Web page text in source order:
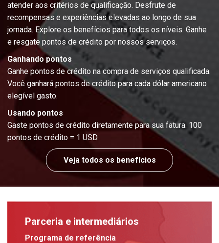
atender aos critérios de qualificação. Desfrute de
recompensas e experiências elevadas ao longo de sua
jornada. Explore os benefícios para todos os níveis. Ganhe
e resgate pontos de crédito por nossos serviços.
Ganhando pontos
Ganhe pontos de crédito na compra de serviços qualificada.
Você ganhará pontos de crédito para cada dólar americano
elegível gasto.
Usando pontos
Gaste pontos de crédito diretamente para sua fatura. 100
pontos de crédito = 1 USD.
Veja todos os benefícios
Parceria e intermediários
Programa de referência